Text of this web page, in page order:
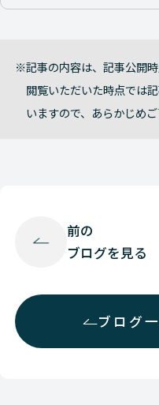
記事の内容は、記事公開時
閲覧いただいた時点では
いますので、あらかじめご
前の
ブログを見る
ブログ